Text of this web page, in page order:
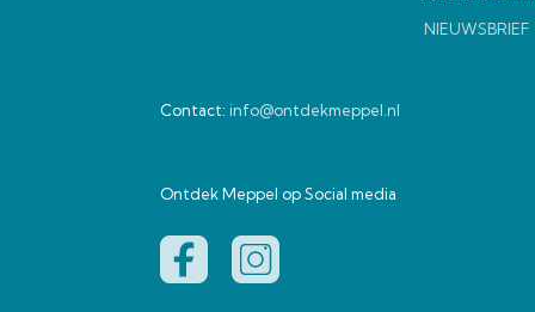
NIEUWSBRIEF
Contact:info@ontdekmeppel.nl
Ontdek Meppel op Social media